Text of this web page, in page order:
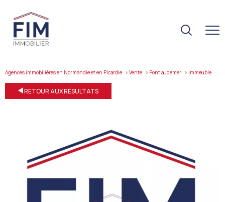
Agences immobilières en Normandie et en Picardie Vente Pont audemer immeuble
RETOUR AUX RÉSULTATS